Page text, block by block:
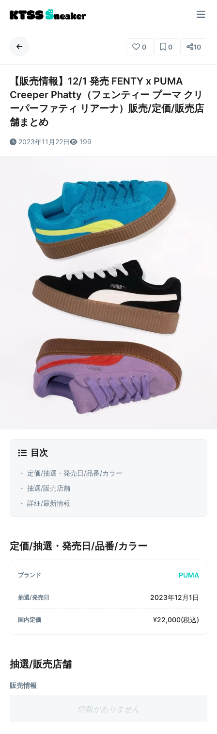
0 0 10
【販売情報】12/1 発売 FENTY x PUMA
Creeper Phatty（フェンティー プーマ クリ
ーパーファティ リアーナ）販売/定価/販売店
舗まとめ
2023年11月22日 199
目次
・ 定価/抽選・発売日/品番/カラー
・ 抽選/販売店舗
・ 詳細/最新情報
定価/抽選・発売日/品番/カラー
ブランド PUMA
抽選/発売日 2023年12月1日
国内定価 ¥22,000(税込)
抽選/販売店舗
販売情報
情報がありません